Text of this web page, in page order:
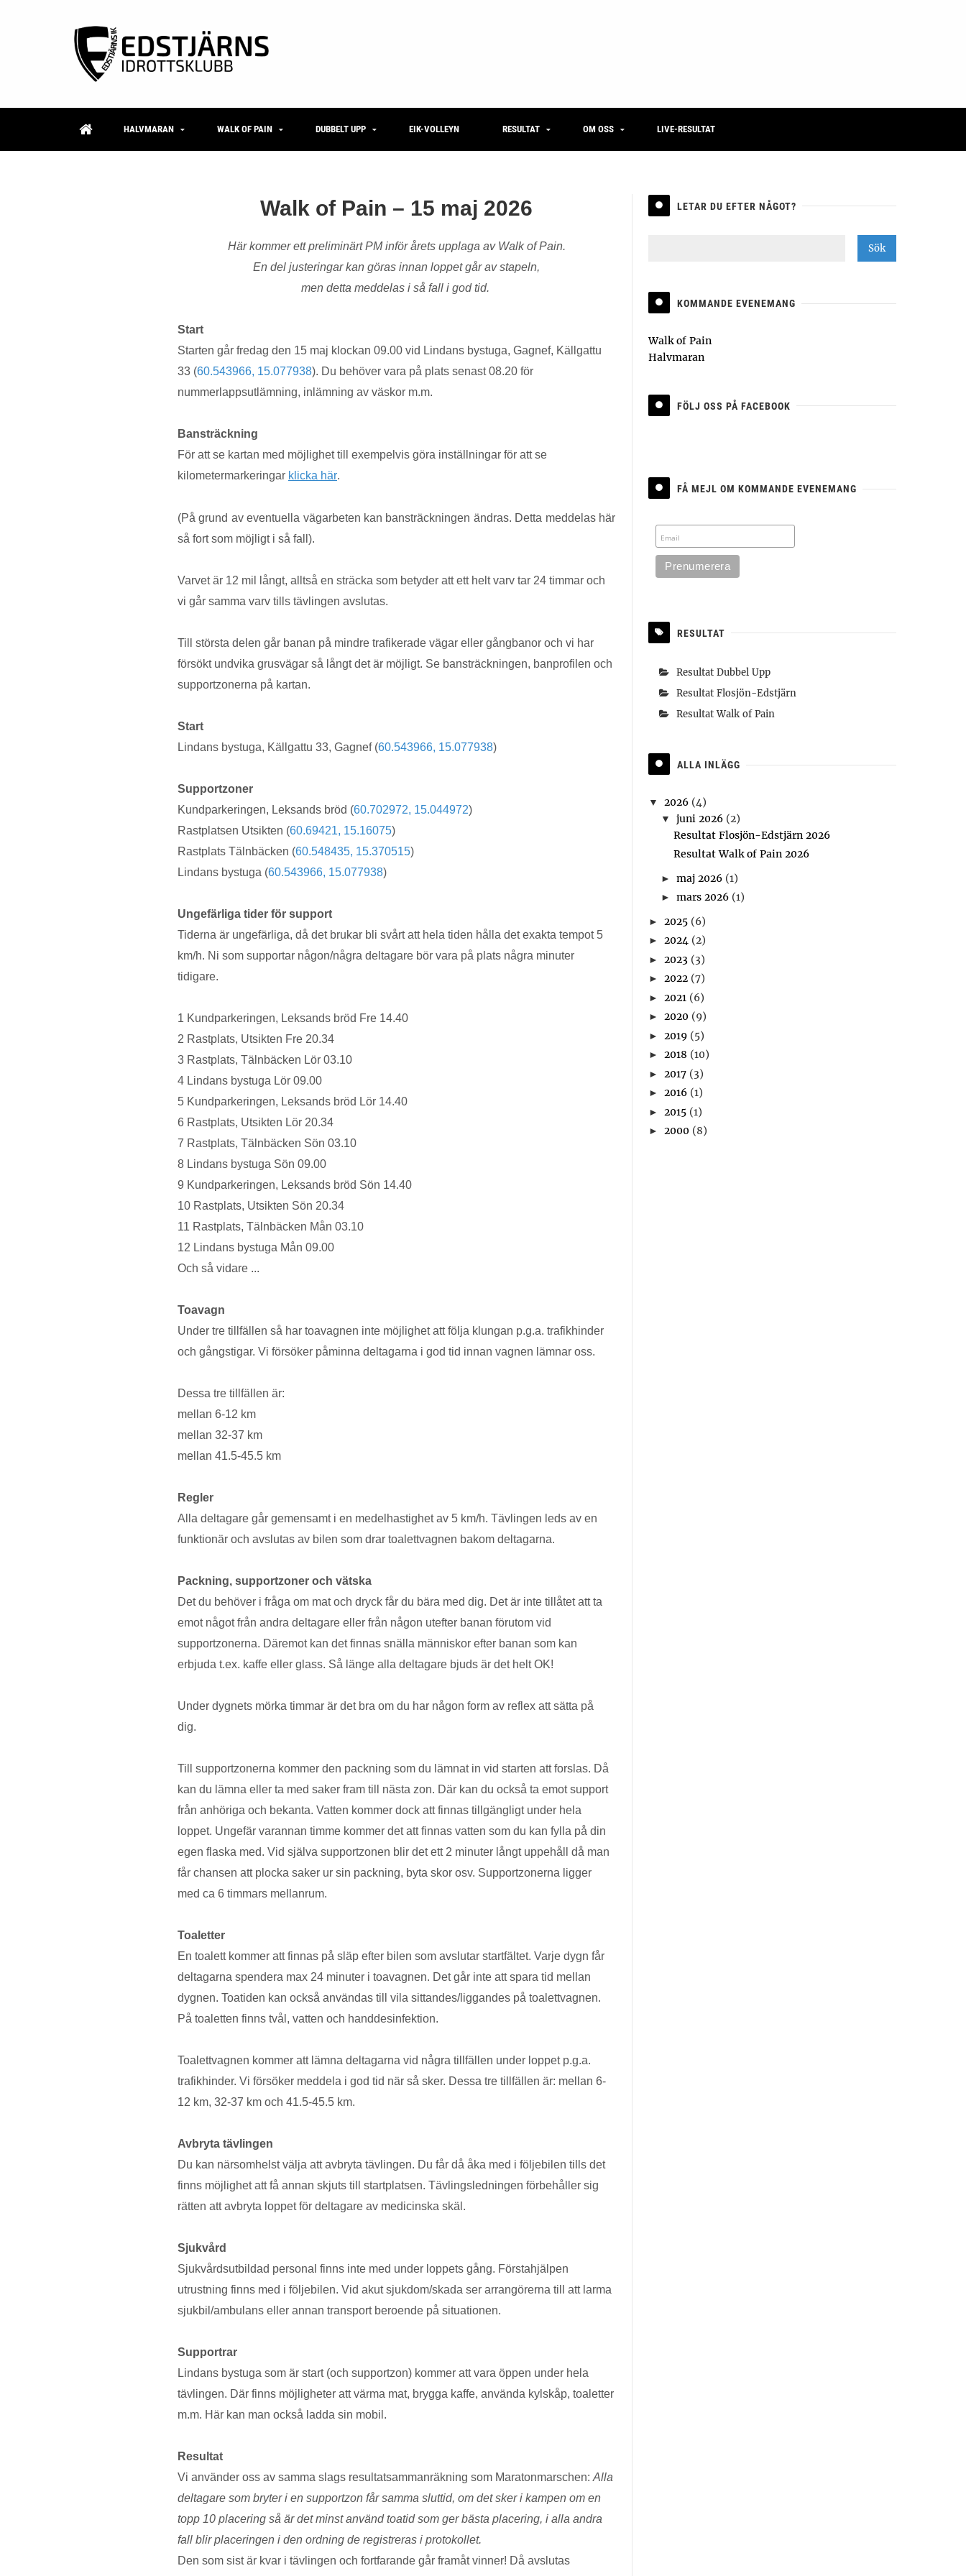
HALVMARAN WALK OF PAIN DUBBELT UPP EIK-VOLLEYN RESULTAT OM OSS LIVE-RESULTAT
Walk of Pain – 15 maj 2026
Här kommer ett preliminärt PM inför årets upplaga av Walk of Pain.
En del justeringar kan göras innan loppet går av stapeln,
men detta meddelas i så fall i god tid.
Start
Starten går fredag den 15 maj klockan 09.00 vid Lindans bystuga, Gagnef, Källgattu
33 (60.543966, 15.077938). Du behöver vara på plats senast 08.20 för
nummerlappsutlämning, inlämning av väskor m.m.
Bansträckning
För att se kartan med möjlighet till exempelvis göra inställningar för att se
kilometermarkeringar klicka här.
(På grund av eventuella vägarbeten kan bansträckningen ändras. Detta meddelas här
så fort som möjligt i så fall).
Varvet är 12 mil långt, alltså en sträcka som betyder att ett helt varv tar 24 timmar och
vi går samma varv tills tävlingen avslutas.
Till största delen går banan på mindre trafikerade vägar eller gångbanor och vi har
försökt undvika grusvägar så långt det är möjligt. Se bansträckningen, banprofilen och
supportzonerna på kartan.
Start
Lindans bystuga, Källgattu 33, Gagnef (60.543966, 15.077938)
Supportzoner
Kundparkeringen, Leksands bröd (60.702972, 15.044972)
Rastplatsen Utsikten (60.69421, 15.16075)
Rastplats Tälnbäcken (60.548435, 15.370515)
Lindans bystuga (60.543966, 15.077938)
Ungefärliga tider för support
Tiderna är ungefärliga, då det brukar bli svårt att hela tiden hålla det exakta tempot 5
km/h. Ni som supportar någon/några deltagare bör vara på plats några minuter
tidigare.
1 Kundparkeringen, Leksands bröd Fre 14.40
2 Rastplats, Utsikten Fre 20.34
3 Rastplats, Tälnbäcken Lör 03.10
4 Lindans bystuga Lör 09.00
5 Kundparkeringen, Leksands bröd Lör 14.40
6 Rastplats, Utsikten Lör 20.34
7 Rastplats, Tälnbäcken Sön 03.10
8 Lindans bystuga Sön 09.00
9 Kundparkeringen, Leksands bröd Sön 14.40
10 Rastplats, Utsikten Sön 20.34
11 Rastplats, Tälnbäcken Mån 03.10
12 Lindans bystuga Mån 09.00
Och så vidare ...
Toavagn
Under tre tillfällen så har toavagnen inte möjlighet att följa klungan p.g.a. trafikhinder
och gångstigar. Vi försöker påminna deltagarna i god tid innan vagnen lämnar oss.
Dessa tre tillfällen är:
mellan 6-12 km
mellan 32-37 km
mellan 41.5-45.5 km
Regler
Alla deltagare går gemensamt i en medelhastighet av 5 km/h. Tävlingen leds av en
funktionär och avslutas av bilen som drar toalettvagnen bakom deltagarna.
Packning, supportzoner och vätska
Det du behöver i fråga om mat och dryck får du bära med dig. Det är inte tillåtet att ta
emot något från andra deltagare eller från någon utefter banan förutom vid
supportzonerna. Däremot kan det finnas snälla människor efter banan som kan
erbjuda t.ex. kaffe eller glass. Så länge alla deltagare bjuds är det helt OK!
Under dygnets mörka timmar är det bra om du har någon form av reflex att sätta på
dig.
Till supportzonerna kommer den packning som du lämnat in vid starten att forslas. Då
kan du lämna eller ta med saker fram till nästa zon. Där kan du också ta emot support
från anhöriga och bekanta. Vatten kommer dock att finnas tillgängligt under hela
loppet. Ungefär varannan timme kommer det att finnas vatten som du kan fylla på din
egen flaska med. Vid själva supportzonen blir det ett 2 minuter långt uppehåll då man
får chansen att plocka saker ur sin packning, byta skor osv. Supportzonerna ligger
med ca 6 timmars mellanrum.
Toaletter
En toalett kommer att finnas på släp efter bilen som avslutar startfältet. Varje dygn får
deltagarna spendera max 24 minuter i toavagnen. Det går inte att spara tid mellan
dygnen. Toatiden kan också användas till vila sittandes/liggandes på toalettvagnen.
På toaletten finns tvål, vatten och handdesinfektion.
Toalettvagnen kommer att lämna deltagarna vid några tillfällen under loppet p.g.a.
trafikhinder. Vi försöker meddela i god tid när så sker. Dessa tre tillfällen är: mellan 6-
12 km, 32-37 km och 41.5-45.5 km.
Avbryta tävlingen
Du kan närsomhelst välja att avbryta tävlingen. Du får då åka med i följebilen tills det
finns möjlighet att få annan skjuts till startplatsen. Tävlingsledningen förbehåller sig
rätten att avbryta loppet för deltagare av medicinska skäl.
Sjukvård
Sjukvårdsutbildad personal finns inte med under loppets gång. Förstahjälpen
utrustning finns med i följebilen. Vid akut sjukdom/skada ser arrangörerna till att larma
sjukbil/ambulans eller annan transport beroende på situationen.
Supportrar
Lindans bystuga som är start (och supportzon) kommer att vara öppen under hela
tävlingen. Där finns möjligheter att värma mat, brygga kaffe, använda kylskåp, toaletter
m.m. Här kan man också ladda sin mobil.
Resultat
Vi använder oss av samma slags resultatsammanräkning som Maratonmarschen: Alla
deltagare som bryter i en supportzon får samma sluttid, om det sker i kampen om en
topp 10 placering så är det minst använd toatid som ger bästa placering, i alla andra
fall blir placeringen i den ordning de registreras i protokollet.
Den som sist är kvar i tävlingen och fortfarande går framåt vinner! Då avslutas
LETAR DU EFTER NÅGOT?
KOMMANDE EVENEMANG
Walk of Pain
Halvmaran
FÖLJ OSS PÅ FACEBOOK
FÅ MEJL OM KOMMANDE EVENEMANG
RESULTAT
Resultat Dubbel Upp
Resultat Flosjön-Edstjärn
Resultat Walk of Pain
ALLA INLÄGG
▼ 2026 (4)
▼ juni 2026 (2)
Resultat Flosjön-Edstjärn 2026
Resultat Walk of Pain 2026
► maj 2026 (1)
► mars 2026 (1)
► 2025 (6)
► 2024 (2)
► 2023 (3)
► 2022 (7)
► 2021 (6)
► 2020 (9)
► 2019 (5)
► 2018 (10)
► 2017 (3)
► 2016 (1)
► 2015 (1)
► 2000 (8)